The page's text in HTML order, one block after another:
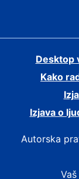
Desktop
Kako
Izjava o
Autorska